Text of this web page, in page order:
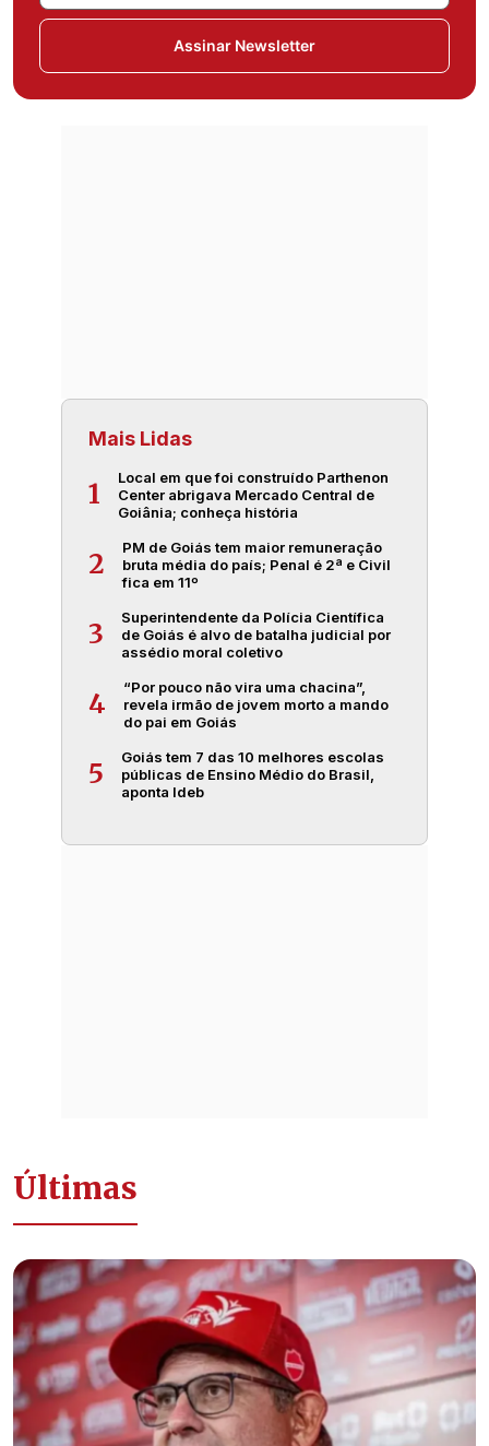
Assinar Newsletter
Mais Lidas
1
Local em que foi construído Parthenon
Center abrigava Mercado Central de
Goiânia; conheça história
2
PM de Goiás tem maior remuneração
bruta média do país; Penal é 2ª e Civil
fica em 11º
3
Superintendente da Polícia Científica
de Goiás é alvo de batalha judicial por
assédio moral coletivo
4
“Por pouco não vira uma chacina”,
revela irmão de jovem morto a mando
do pai em Goiás
5
Goiás tem 7 das 10 melhores escolas
públicas de Ensino Médio do Brasil,
aponta Ideb
Últimas